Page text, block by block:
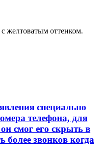
желтоватым оттенком.
специально
телефона, для
смог его скрыть в
более звонков когда